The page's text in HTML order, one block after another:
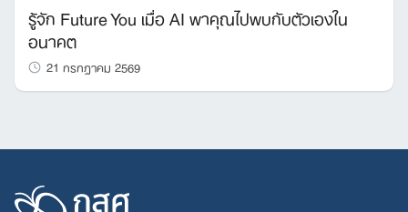
รู้จัก Future You เมื่อ AI พาคุณไปพบกับตัวเองใน
อนาคต
21 กรกฎาคม 2569